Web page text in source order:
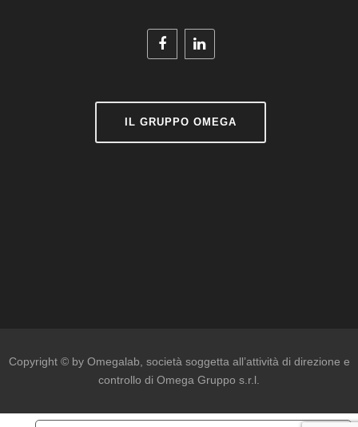
IL GRUPPO OMEGA
Copyright © by Omegalab, società soggetta all’attività di direzione e
controllo di Omega Gruppo s.r.l.